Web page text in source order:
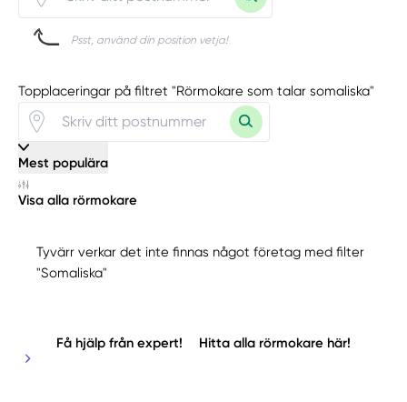
Psst, använd din position vetja!
Topplaceringar på filtret "Rörmokare som talar somaliska"
Mest populära
Visa alla rörmokare
Tyvärr verkar det inte finnas något företag med filter
"Somaliska"
Få hjälp från expert! Hitta alla rörmokare här!